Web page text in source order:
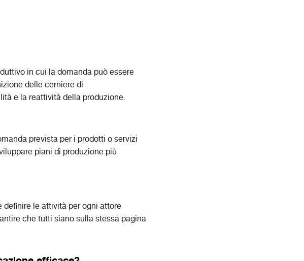
in cui la domanda può essere
delle cerniere di
e la reattività della produzione.
prevista per i prodotti o servizi
piani di produzione più
le attività per ogni attore
che tutti siano sulla stessa pagina